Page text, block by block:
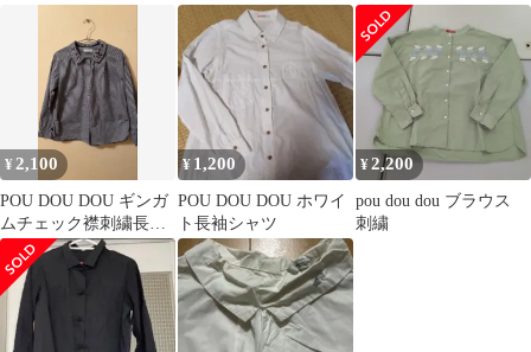
¥ 2,100
POU DOU DOU ギンガ
ムチェック襟刺繍長袖
シャツブルー綿100%
¥ 1,200
POU DOU DOU ホワイ
ト長袖シャツ
¥2,200
pou dou dou ブラウス
刺繍